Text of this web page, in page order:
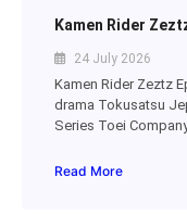
Kamen Rider
24 July 2026
Kamen Rider Zeztz
drama Tokusatsu
Series Toei
Read More